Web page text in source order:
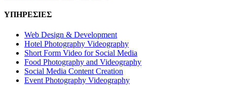
ΥΠΗΡΕΣΙΕΣ
Web Design & Development
Hotel Photography Videography
Short Form Video for Social Media
Food Photography and Videography
Social Media Content Creation
Event Photography Videography